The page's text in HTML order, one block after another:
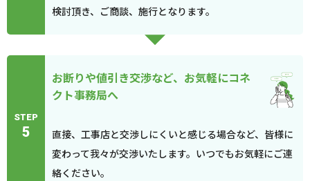
検討頂き、ご商談、施行となります。
STEP
5
お断りや値引き交渉など、お気軽にコネ
クト事務局へ
直接、工事店と交渉しにくいと感じる場合など、皆様に
変わって我々が交渉いたします。いつでもお気軽にご連
絡ください。